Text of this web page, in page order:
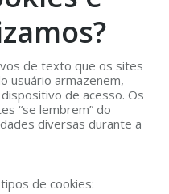
de texto que os sites
usuário armazenem,
de acesso. Os
“se lembrem” do
diversas durante a
de cookies: